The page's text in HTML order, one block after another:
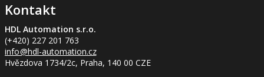
Kontakt
HDL Automation s.r.o.
(+420) 227 201 763
info@hdl-automation.cz
Hvězdova 1734/2c, Praha, 140 00 CZE